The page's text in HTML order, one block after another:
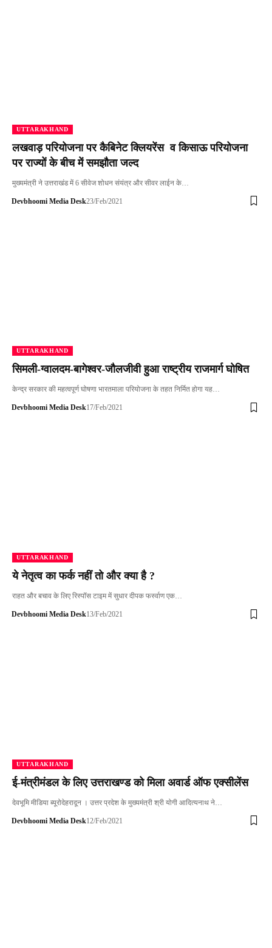
UTTARAKHAND
लखवाड़ परियोजना पर कैबिनेट क्लियरेंस व किसाऊ परियोजना
पर राज्यों के बीच में समझौता जल्द
मुख्यमंत्री ने उत्तराखंड में 6 सीवेज शोधन संयंत्र और सीवर लाईन के…
Devbhoomi Media Desk23/Feb/2021
UTTARAKHAND
सिमली-ग्वालदम-बागेश्वर-जौलजीवी हुआ राष्ट्रीय राजमार्ग घोषित
केन्द्र सरकार की महत्वपूर्ण घोषणा भारतमाला परियोजना के तहत निर्मित होगा यह…
Devbhoomi Media Desk17/Feb/2021
UTTARAKHAND
ये नेतृत्व का फर्क नहीं तो और क्या है ?
राहत और बचाव के लिए रिस्पॉस टाइम में सुधार दीपक फर्स्वाण एक…
Devbhoomi Media Desk13/Feb/2021
UTTARAKHAND
ई-मंत्रीमंडल के लिए उत्तराखण्ड को मिला अवार्ड ऑफ एक्सीलेंस
देवभूमि मीडिया ब्यूरोदेहरादून । उत्तर प्रदेश के मुख्यमंत्री श्री योगी आदित्यनाथ ने…
Devbhoomi Media Desk12/Feb/2021